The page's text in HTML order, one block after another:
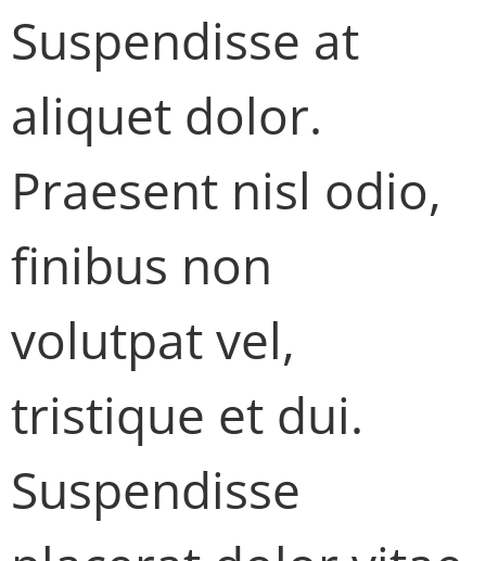
Suspendisse at
aliquet dolor.
Praesent nisl odio,
finibus non
volutpat vel,
tristique et dui.
Suspendisse